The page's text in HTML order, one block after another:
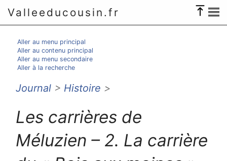
Valleeducousin.fr
Aller au menu principal
Aller au contenu principal
Aller au menu secondaire
Aller à la recherche
Journal > Histoire >
Les carrières de
Méluzien – 2. La carrière